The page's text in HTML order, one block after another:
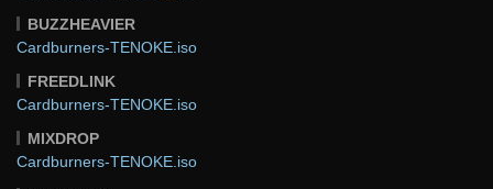
BUZZHEAVIER
Cardburners-TENOKE.iso
FREEDLINK
Cardburners-TENOKE.iso
MIXDROP
Cardburners-TENOKE.iso